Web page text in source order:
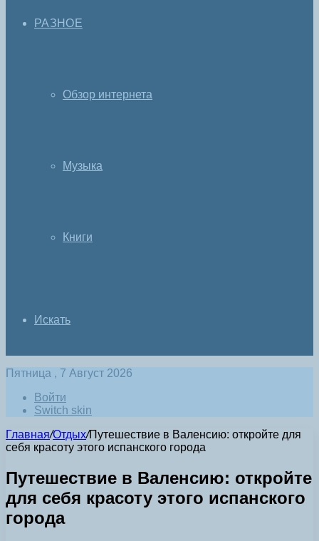
РАЗНОЕ
Обзор интернета
Музыка
Книги
Искать
Пятница , 7 Август 2026
Войти
Switch skin
Главная/Отдых/Путешествие в Валенсию: откройте для
себя красоту этого испанского города
Путешествие в Валенсию: откройте
для себя красоту этого испанского
города